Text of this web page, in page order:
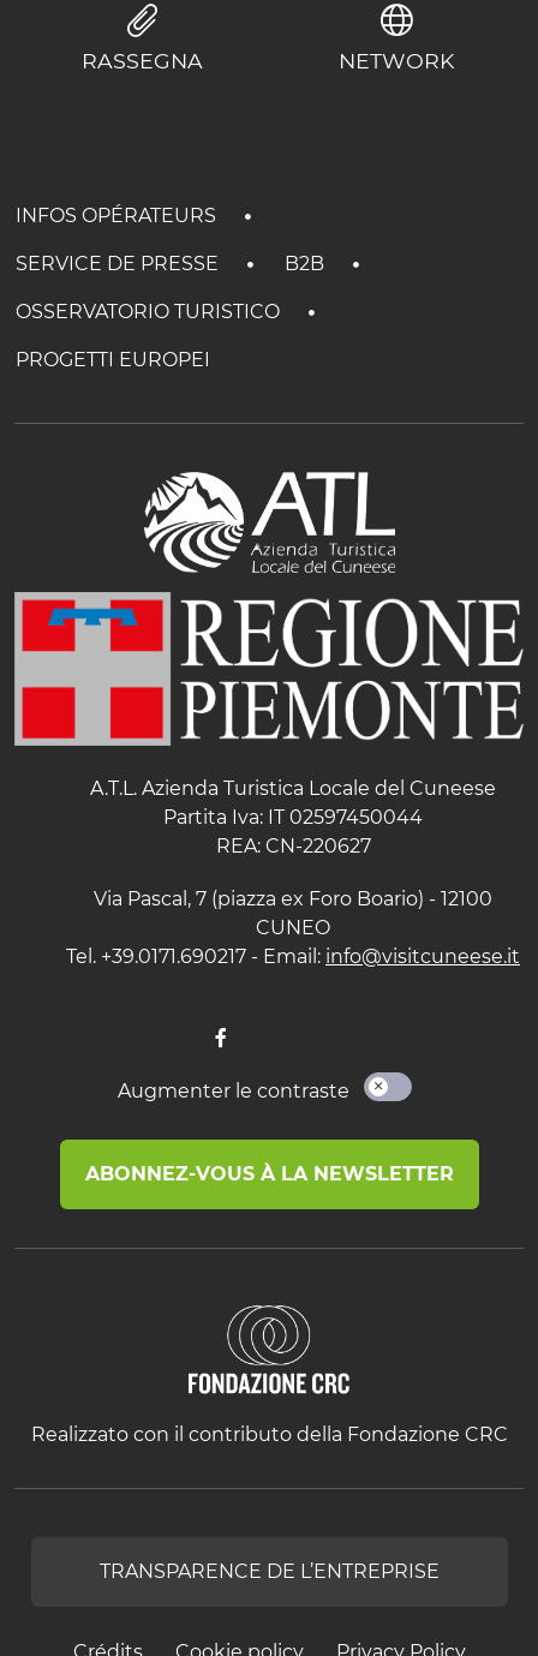
RASSEGNA NETWORK
INFOS OPÉRATEURS
SERVICE DE PRESSE B2B
OSSERVATORIO TURISTICO
PROGETTI EUROPEI
A.T.L. Azienda Turistica Locale del Cuneese
Partita Iva: IT 02597450044
REA: CN-220627
Via Pascal, 7 (piazza ex Foro Boario) - 12100
CUNEO
Tel. +39.0171.690217 - Email: info@visitcuneese.it
Augmenter le contraste
ABONNEZ-VOUS À LA NEWSLETTER
Realizzato con il contributo della Fondazione CRC
TRANSPARENCE DE L’ENTREPRISE